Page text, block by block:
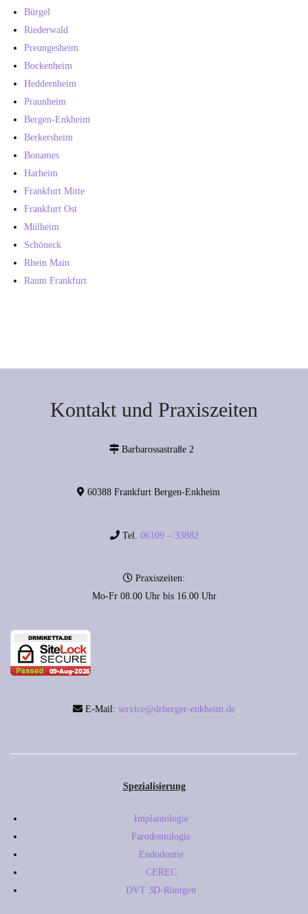
Bürgel
Riederwald
Preungesheim
Bockenheim
Heddernheim
Praunheim
Bergen-Enkheim
Berkersheim
Bonames
Harheim
Frankfurt Mitte
Frankfurt Ost
Mülheim
Schöneck
Rhein Main
Raum Frankfurt
Kontakt und Praxiszeiten
Barbarossastraße 2
60388 Frankfurt Bergen-Enkheim
Tel. 06109 – 33882
Praxiszeiten:
Mo-Fr 08.00 Uhr bis 16.00 Uhr
E-Mail: service@drberger-enkheim.de
Spezialisierung
Implantologie
Parodontologie
Endodontie
CEREC
DVT 3D-Röntgen